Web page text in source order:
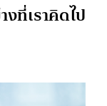
ที่เราคิดไป